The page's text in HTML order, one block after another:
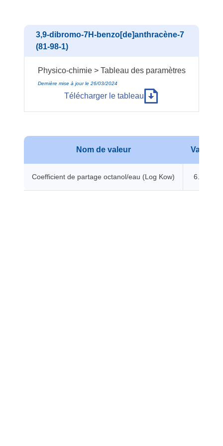
3,9-dibromo-7H-benzo[de]anthracène-7
(81-98-1)
Physico-chimie > Tableau des paramètres
Dernière mise à jour le 26/03/2024
Télécharger le tableau
Nom de valeur Valeur
Coefficient de partage octanol/eau (Log Kow) 6.51 -